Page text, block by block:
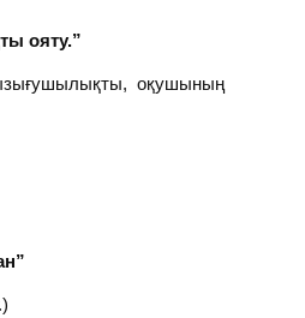
ояту.”
оқушының
сұрақтар.
маржан”